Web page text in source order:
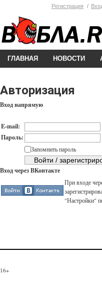
Регистрация
ГЛАВНАЯ НОВОСТИ
Авторизация
Вход напрямую
E-mail:
Пароль:
Запомнить пароль
Вход через ВКонтакте
При входе
"Настройки"
16+